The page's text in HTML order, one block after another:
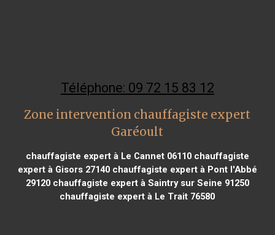
Téléphone: 09 72 15 83 12
Zone intervention chauffagiste expert
Garéoult
chauffagiste expert à Le Cannet 06110chauffagiste
expert à Gisors 27140chauffagiste expert à Pont l'Abbé
29120chauffagiste expert à Saintry sur Seine 91250
chauffagiste expert à Le Trait 76580